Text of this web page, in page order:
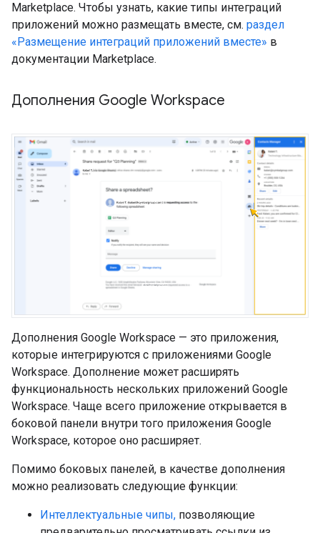
Marketplace. Чтобы узнать, какие типы интеграций
приложений можно размещать вместе, см. раздел
«Размещение интеграций приложений вместе» в
документации Marketplace.
Дополнения Google Workspace
Дополнения Google Workspace — это приложения,
которые интегрируются с приложениями Google
Workspace. Дополнение может расширять
функциональность нескольких приложений Google
Workspace. Чаще всего приложение открывается в
боковой панели внутри того приложения Google
Workspace, которое оно расширяет.
Помимо боковых панелей, в качестве дополнения
можно реализовать следующие функции:
Интеллектуальные чипы, позволяющие